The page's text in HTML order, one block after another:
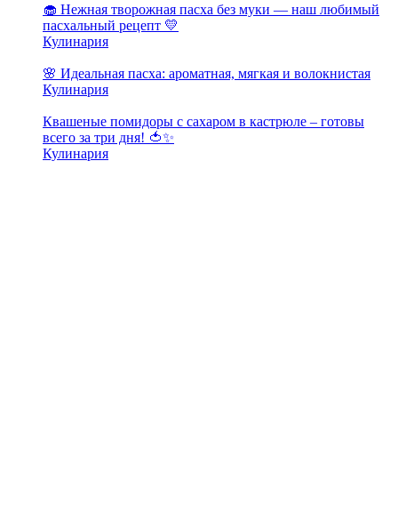
🧁 Нежная творожная пасха без муки — наш любимый
пасхальный рецепт 💛
Кулинария
🌸 Идеальная пасха: ароматная, мягкая и волокнистая
Кулинария
Квашеные помидоры с сахаром в кастрюле – готовы
всего за три дня! 🍅✨
Кулинария